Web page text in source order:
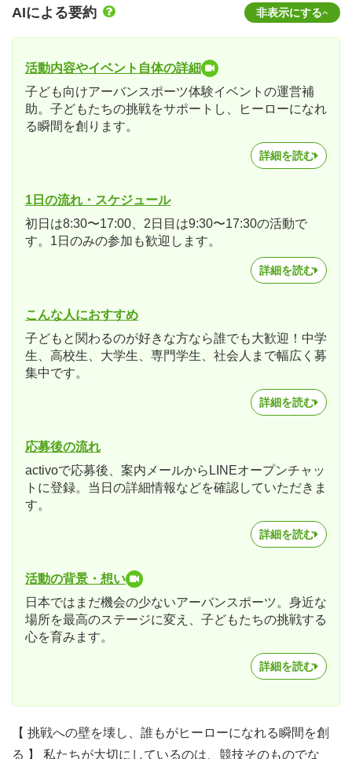
AIによる要約 非表示にする
活動内容やイベント自体の詳細
子ども向けアーバンスポーツ体験イベントの運営補
助。子どもたちの挑戦をサポートし、ヒーローになれ
る瞬間を創ります。
詳細を読む
1日の流れ・スケジュール
初日は8:30〜17:00、2日目は9:30〜17:30の活動で
す。1日のみの参加も歓迎します。
詳細を読む
こんな人におすすめ
子どもと関わるのが好きな方なら誰でも大歓迎！中学
生、高校生、大学生、専門学生、社会人まで幅広く募
集中です。
詳細を読む
応募後の流れ
activoで応募後、案内メールからLINEオープンチャッ
トに登録。当日の詳細情報などを確認していただきま
す。
詳細を読む
活動の背景・想い
日本ではまだ機会の少ないアーバンスポーツ。身近な
場所を最高のステージに変え、子どもたちの挑戦する
心を育みます。
詳細を読む
【 挑戦への壁を壊し、誰もがヒーローになれる瞬間を創
る 】 私たちが大切にしているのは、競技そのものでな